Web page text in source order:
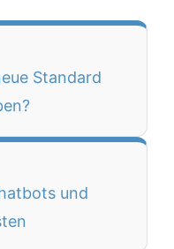
Standard
und